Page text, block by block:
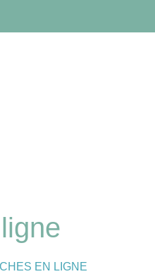
EN LIGNE